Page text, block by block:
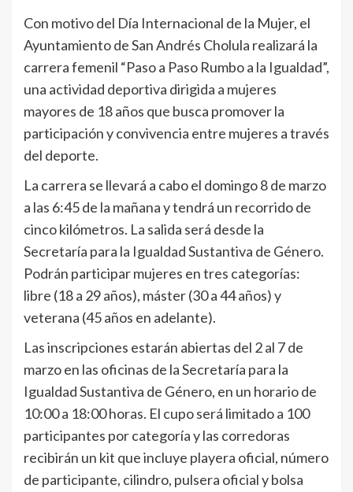
Con motivo del Día Internacional de la Mujer, el
Ayuntamiento de San Andrés Cholula realizará la
carrera femenil “Paso a Paso Rumbo a la Igualdad”,
una actividad deportiva dirigida a mujeres
mayores de 18 años que busca promover la
participación y convivencia entre mujeres a través
del deporte.
La carrera se llevará a cabo el domingo 8 de marzo
a las 6:45 de la mañana y tendrá un recorrido de
cinco kilómetros. La salida será desde la
Secretaría para la Igualdad Sustantiva de Género.
Podrán participar mujeres en tres categorías:
libre (18 a 29 años), máster (30 a 44 años) y
veterana (45 años en adelante).
Las inscripciones estarán abiertas del 2 al 7 de
marzo en las oficinas de la Secretaría para la
Igualdad Sustantiva de Género, en un horario de
10:00 a 18:00 horas. El cupo será limitado a 100
participantes por categoría y las corredoras
recibirán un kit que incluye playera oficial, número
de participante, cilindro, pulsera oficial y bolsa